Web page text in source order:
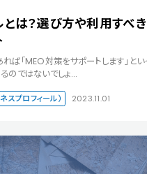
は？選び方や利用すべ
ば「MEO対策をサポートします」とい
のではないでしょ…
プロフィール） 2023.11.01